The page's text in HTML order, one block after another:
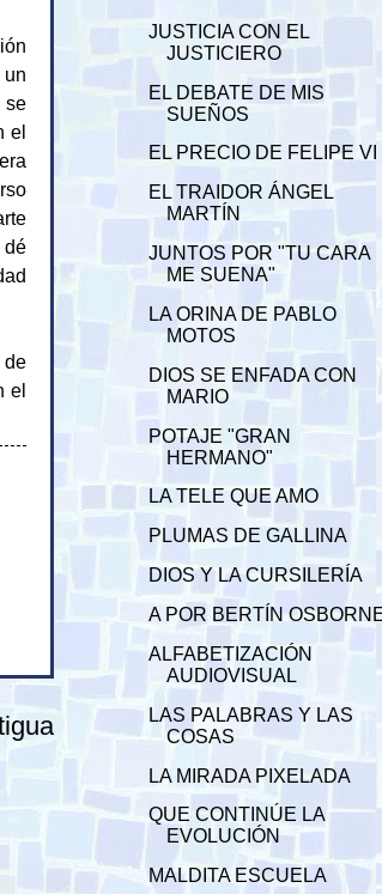
se
el
dé
el
JUSTICIA CON EL
JUSTICIERO
EL DEBATE DE MIS
SUEÑOS
EL PRECIO DE FELIPE VI
EL TRAIDOR ÁNGEL
MARTÍN
JUNTOS POR "TU CARA
ME SUENA"
LA ORINA DE PABLO
MOTOS
DIOS SE ENFADA CON
MARIO
POTAJE "GRAN
HERMANO"
LA TELE QUE AMO
PLUMAS DE GALLINA
DIOS Y LA CURSILERÍA
A POR BERTÍN
ALFABETIZACIÓN
AUDIOVISUAL
LAS PALABRAS Y LAS
COSAS
LA MIRADA PIXELADA
QUE CONTINÚE LA
EVOLUCIÓN
MALDITA ESCUELA